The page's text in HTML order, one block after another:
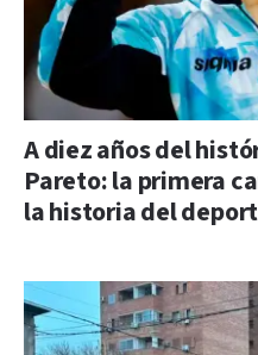
A diez años del
Pareto: la primera
la historia del